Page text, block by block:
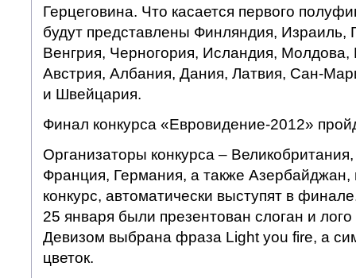
Герцеговина. Что касается первого
будут представлены Финляндия, Израиль,
Венгрия, Черногория, Исландия,
Австрия, Албания, Дания, Латвия, Сан-
и Швейцария.
Финал конкурса «Евровидение-2012»
Организаторы конкурса –
Франция, Германия, а также
конкурс, автоматически выступят в
25 января были презентован слоган и
Девизом выбрана фраза Light you fire, а
цветок.